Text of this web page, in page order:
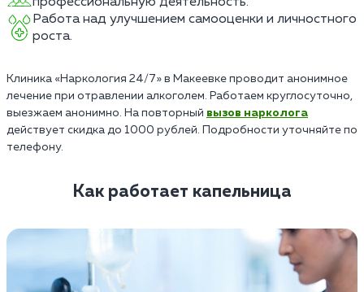
Работа над улучшением самооценки и личностного
роста.
Клиника «Наркология 24/7» в Макеевке проводит анонимное
лечение при отравлении алкоголем. Работаем круглосуточно,
выезжаем анонимно. На повторный вызов нарколога
действует скидка до 1000 рублей. Подробности уточняйте по
телефону.
Как работает капельница